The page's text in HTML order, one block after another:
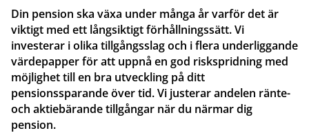
Din pension ska växa under många år varför det är
viktigt med ett långsiktigt förhållningssätt. Vi
investerar i olika tillgångsslag och i flera underliggande
värdepapper för att uppnå en god riskspridning med
möjlighet till en bra utveckling på ditt
pensionssparande över tid. Vi justerar andelen ränte-
och aktiebärande tillgångar när du närmar dig
pension.